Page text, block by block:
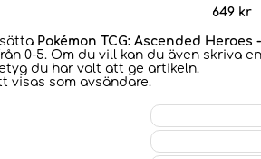
649 kr
Pokémon TCG: Ascended Heroes
0-5. Om du vill kan du även skriva en
du har valt att ge artikeln.
visas som avsändare.